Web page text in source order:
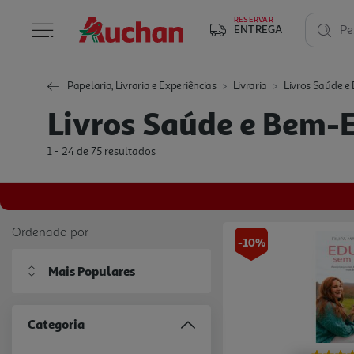
RESERVAR
ENTREGA
Papelaria, Livraria e Experiências Livraria Livros Saúde
Livros Saúde e Bem-
1 - 24 de 75 resultados
Ordenado por
Mais Populares
Categoria
-10%